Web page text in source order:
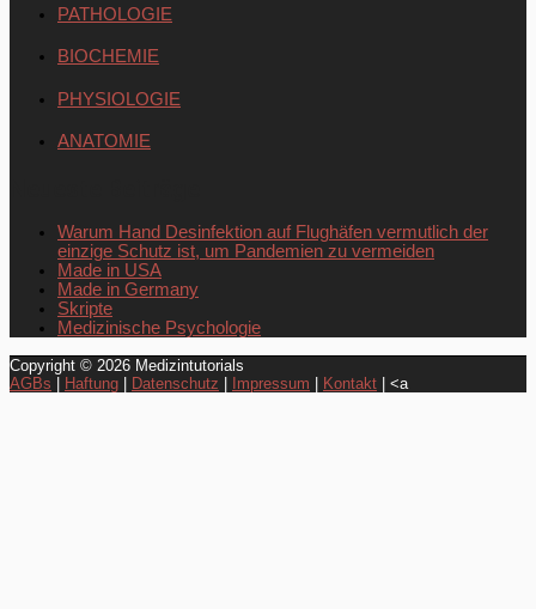
PATHOLOGIE
BIOCHEMIE
PHYSIOLOGIE
ANATOMIE
Warum Hand Desinfektion auf Flughäfen vermutlich der
einzige Schutz ist, um Pandemien zu vermeiden
Made in USA
Made in Germany
Skripte
Medizinische Psychologie
Copyright © 2026 Medizintutorials
AGBs
Haftung Datenschutz Impressum Kontakt | <a